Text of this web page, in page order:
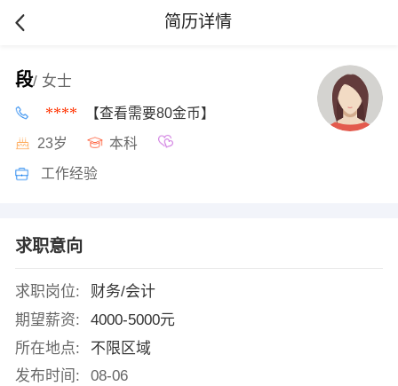
简历详情
段/ 女士
**** 【查看需要80金币】
23岁 本科
工作经验
求职意向
求职岗位:
财务/会计
期望薪资:
4000-5000元
所在地点:
不限区域
发布时间:
08-06